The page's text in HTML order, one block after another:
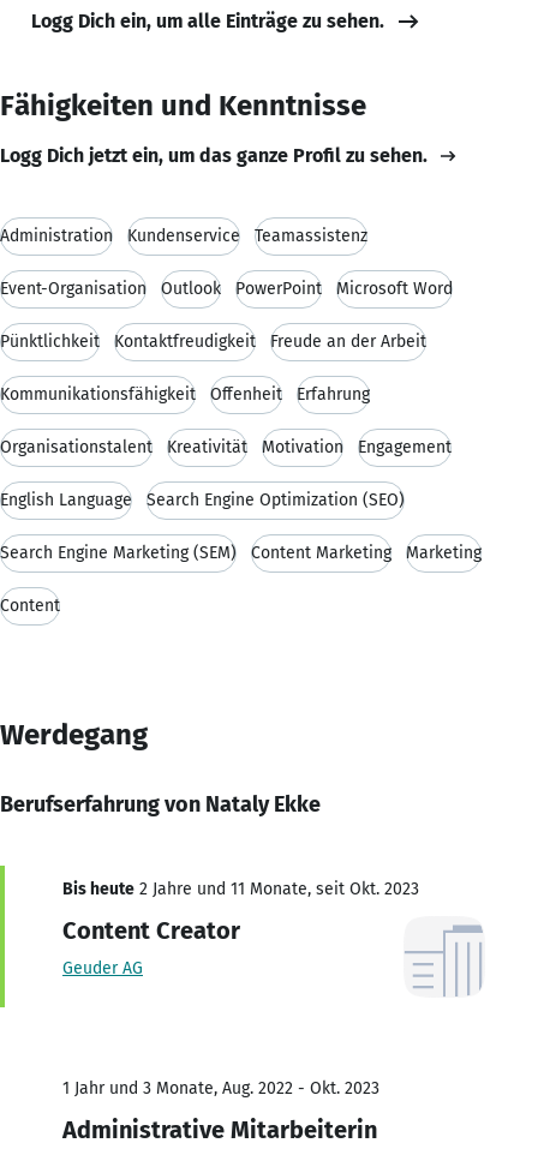
Logg Dich ein, um alle Einträge zu sehen.
Fähigkeiten und Kenntnisse
Logg Dich jetzt ein, um das ganze Profil zu sehen.
Administration Kundenservice Teamassistenz
Event-Organisation Outlook PowerPoint Microsoft Word
Pünktlichkeit Kontaktfreudigkeit Freude an der Arbeit
Kommunikationsfähigkeit Offenheit Erfahrung
Organisationstalent Kreativität Motivation Engagement
English Language Search Engine Optimization (SEO)
Search Engine Marketing (SEM) Content Marketing Marketing
Content
Werdegang
Berufserfahrung von Nataly Ekke
Bis heute 2 Jahre und 11 Monate, seit Okt. 2023
Content Creator
Geuder AG
1 Jahr und 3 Monate, Aug. 2022 - Okt. 2023
Administrative Mitarbeiterin